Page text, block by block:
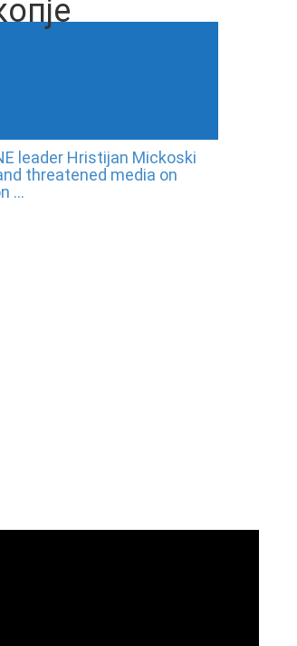
leader Hristijan Mickoski
threatened media on
...